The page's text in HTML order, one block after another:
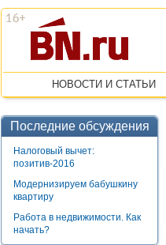
НОВОСТИ И СТАТЬИ
Последние обсуждения
Налоговый вычет:
позитив-2016
Модернизируем бабушкину
квартиру
Работа в недвижимости. Как
начать?